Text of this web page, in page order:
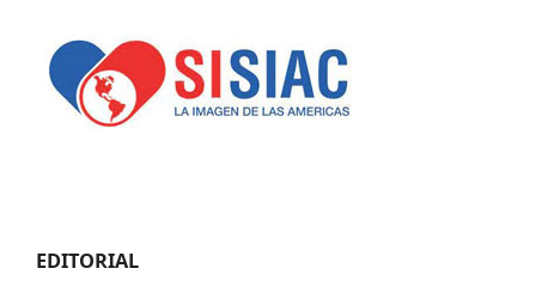
EDITORIAL